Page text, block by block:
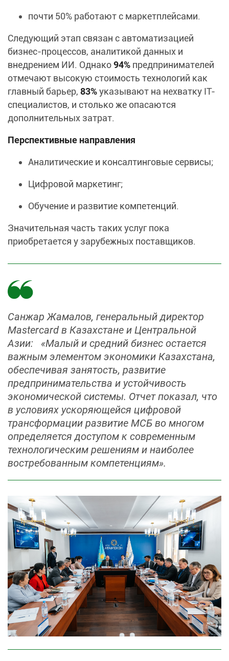
почти 50% работают с маркетплейсами.
Следующий этап связан с автоматизацией
бизнес-процессов, аналитикой данных и
внедрением ИИ. Однако94% предпринимателей
отмечают высокую стоимость технологий как
главный барьер, 83%указывают на нехватку IT-
специалистов, и столько же опасаются
дополнительных затрат.
Перспективные направления
Аналитические и консалтинговые сервисы;
Цифровой маркетинг;
Обучение и развитие компетенций.
Значительная часть таких услуг пока
приобретается у зарубежных поставщиков.
Санжар Жамалов, генеральный директор
Mastercard в Казахстане и Центральной
Азии: «Малый и средний бизнес остается
важным элементом экономики Казахстана,
обеспечивая занятость, развитие
предпринимательства и устойчивость
экономической системы. Отчет показал, что
в условиях ускоряющейся цифровой
трансформации развитие МСБ во многом
определяется доступом к современным
технологическим решениям и наиболее
востребованным компетенциям».